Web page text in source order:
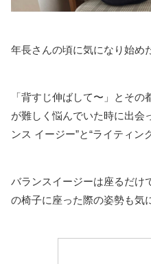
年長さんの頃に気になり始め
「背すじ伸ばして〜」とそ
が難しく悩んでいた時に出会
ンス イージー”と“ライティン
バランスイージーは座るだけ
の椅子に座った際の姿勢も気